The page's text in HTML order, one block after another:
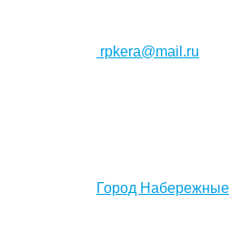
rpkera@mail.ru
Город Набережные